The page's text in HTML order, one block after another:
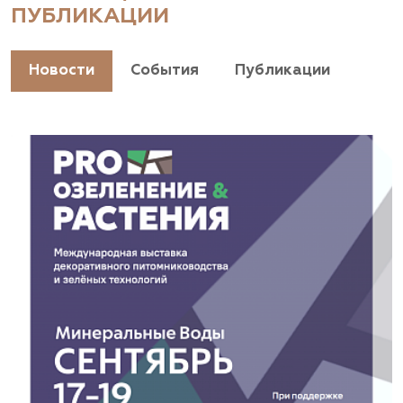
+7(928) 044-45-94
Владимирская область, Киржачский район, пос.
Знаменское
(929) 992-7100
Московская область, Каширский р-н, дер.
Барабаново
(929) 992-7100
ПУБЛИКАЦИИ
Новости События Публикации